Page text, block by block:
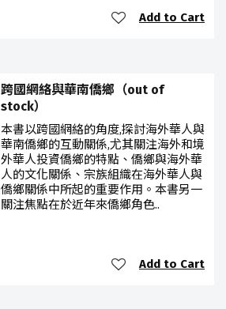
Add to Cart
跨國網絡與華南僑鄉（out of
stock）
本書以跨國網絡的角度,探討海外華人與
華南僑鄉的互動關係,尤其關注海外和境
外華人投資僑鄉的特點、僑鄉與海外華
人的文化關係、宗族組織在海外華人與
僑鄉關係中所起的重要作用。本書另一
關注焦點在於近年來僑鄉角色..
Add to Cart